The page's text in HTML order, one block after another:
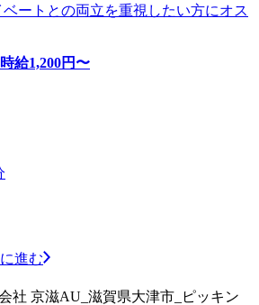
ートとの両立を重視したい方にオス
時給1,200円〜
進む
社 京滋AU_滋賀県大津市_ピッキン